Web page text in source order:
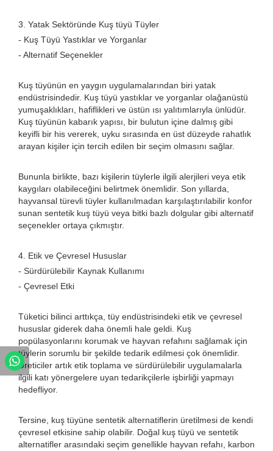
3. Yatak Sektöründe Kuş tüyü Tüyler
- Kuş Tüyü Yastıklar ve Yorganlar
- Alternatif Seçenekler
Kuş tüyünün en yaygın uygulamalarından biri yatak
endüstrisindedir. Kuş tüyü yastıklar ve yorganlar olağanüstü
yumuşaklıkları, hafiflikleri ve üstün ısı yalıtımlarıyla ünlüdür.
Kuş tüyünün kabarık yapısı, bir bulutun içine dalmış gibi
keyifli bir his vererek, uyku sırasında en üst düzeyde rahatlık
arayan kişiler için tercih edilen bir seçim olmasını sağlar.
Bununla birlikte, bazı kişilerin tüylerle ilgili alerjileri veya etik
kaygıları olabileceğini belirtmek önemlidir. Son yıllarda,
hayvansal türevli tüyler kullanılmadan karşılaştırılabilir konfor
sunan sentetik kuş tüyü veya bitki bazlı dolgular gibi alternatif
seçenekler ortaya çıkmıştır.
4. Etik ve Çevresel Hususlar
- Sürdürülebilir Kaynak Kullanımı
- Çevresel Etki
Tüketici bilinci arttıkça, tüy endüstrisindeki etik ve çevresel
hususlar giderek daha önemli hale geldi. Kuş
popülasyonlarını korumak ve hayvan refahını sağlamak için
tüylerin sorumlu bir şekilde tedarik edilmesi çok önemlidir.
Üreticiler artık etik toplama ve sürdürülebilir uygulamalarla
ilgili katı yönergelere uyan tedarikçilerle işbirliği yapmayı
hedefliyor.
Tersine, kuş tüyüne sentetik alternatiflerin üretilmesi de kendi
çevresel etkisine sahip olabilir. Doğal kuş tüyü ve sentetik
alternatifler arasındaki seçim genellikle hayvan refahı, karbon